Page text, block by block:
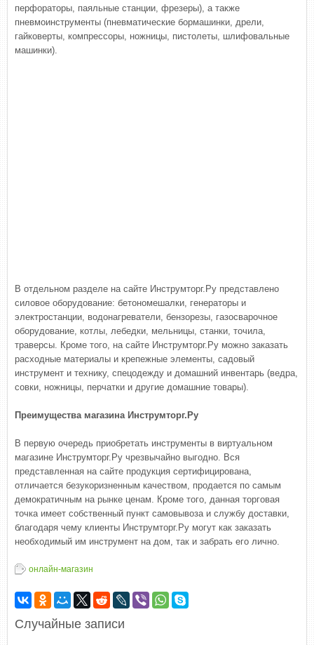
перфораторы, паяльные станции, фрезеры), а также
пневмоинструменты (пневматические бормашинки, дрели,
гайковерты, компрессоры, ножницы, пистолеты, шлифовальные
машинки).
В отдельном разделе на сайте Инструмторг.Ру представлено
силовое оборудование: бетономешалки, генераторы и
электростанции, водонагреватели, бензорезы, газосварочное
оборудование, котлы, лебедки, мельницы, станки, точила,
траверсы. Кроме того, на сайте Инструмторг.Ру можно заказать
расходные материалы и крепежные элементы, садовый
инструмент и технику, спецодежду и домашний инвентарь (ведра,
совки, ножницы, перчатки и другие домашние товары).
Преимущества магазина Инструмторг.Ру
В первую очередь приобретать инструменты в виртуальном
магазине Инструмторг.Ру чрезвычайно выгодно. Вся
представленная на сайте продукция сертифицирована,
отличается безукоризненным качеством, продается по самым
демократичным на рынке ценам. Кроме того, данная торговая
точка имеет собственный пункт самовывоза и службу доставки,
благодаря чему клиенты Инструмторг.Ру могут как заказать
необходимый им инструмент на дом, так и забрать его лично.
онлайн-магазин
Случайные записи